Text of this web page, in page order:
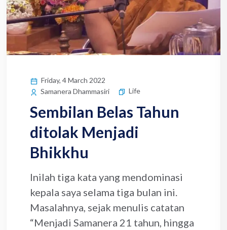
Friday, 4 March 2022
Samanera Dhammasiri
Life
Sembilan Belas Tahun
ditolak Menjadi
Bhikkhu
Inilah tiga kata yang mendominasi
kepala saya selama tiga bulan ini.
Masalahnya, sejak menulis catatan
“Menjadi Samanera 21 tahun, hingga